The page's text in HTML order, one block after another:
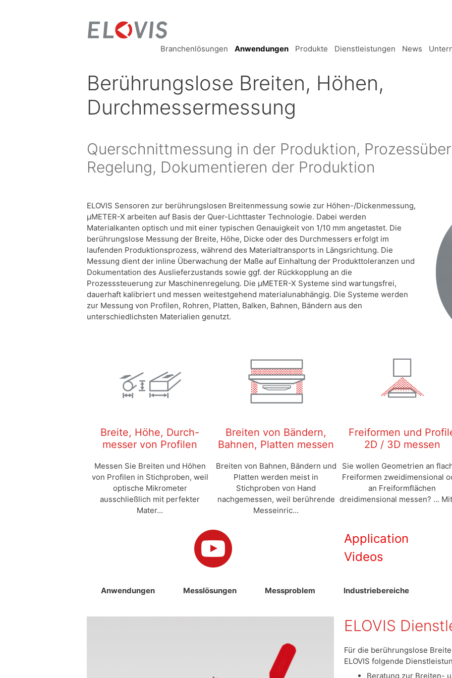
Branchenlösungen Anwendungen Produkte Dienstleistungen News
Berührungslose Breiten, Höhen,
Durchmessermessung
Querschnittmessung in der Produktion,
Regelung, Dokumentieren der Produktion
ELOVIS Sensoren zur berührungslosen Breitenmessung sowie zur Höhen-/Dickenmessung,
µMETER-X arbeiten auf Basis der Quer-Lichttaster Technologie. Dabei werden
Materialkanten optisch und mit einer typischen Genauigkeit von 1/10 mm angetastet. Die
berührungslose Messung der Breite, Höhe, Dicke oder des Durchmessers erfolgt im
laufenden Produktionsprozess, während des Materialtransports in Längsrichtung. Die
Messung dient der inline Überwachung der Maße auf Einhaltung der Produkttoleranzen und
Dokumentation des Auslieferzustands sowie ggf. der Rückkopplung an die
Prozesssteuerung zur Maschinenregelung. Die µMETER-X Systeme sind wartungsfrei,
dauerhaft kalibriert und messen weitestgehend materialunabhängig. Die Systeme werden
zur Messung von Profilen, Rohren, Platten, Balken, Bahnen, Bändern aus den
unterschiedlichsten Materialien genutzt.
Breite, Höhe, Durch-
messer von Profilen
Messen Sie Breiten und Höhen
von Profilen in Stichproben, weil
optische Mikrometer
ausschließlich mit perfekter
Mater...
Breiten von Bändern,
Bahnen, Platten messen
Breiten von Bahnen, Bändern und
Platten werden meist in
Stichproben von Hand
nachgemessen, weil berührende
Messeinric...
Freiformen und
2D / 3D messen
Sie wollen Geometrien an
Freiformen zweidimensional
an Freiformflächen
dreidimensional messen? ...
Application
Videos
Anwendungen Messlösungen Messproblem Industriebereiche
ELOVIS
Für die berührungslose
ELOVIS folgende
Beratung zur Breiten-